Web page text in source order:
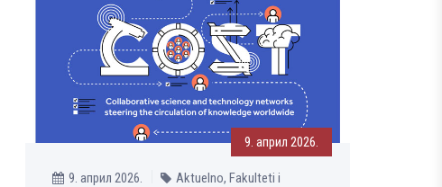
9. април 2026.
9. април 2026.
Aktuelno, Fakulteti i